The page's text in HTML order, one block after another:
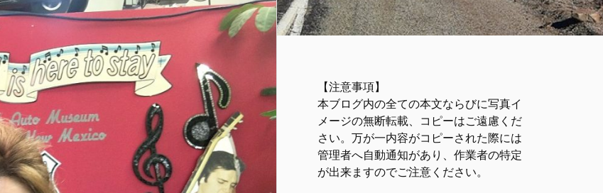
【注意事項】
本ブログ内の全ての本文ならびに写真イ
メージの無断転載、コピーはご遠慮くだ
さい。万が一内容がコピーされた際には
管理者へ自動通知があり、作業者の特定
が出来ますのでご注意ください。